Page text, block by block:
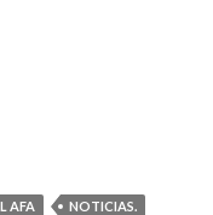
AFA NOTICIAS.